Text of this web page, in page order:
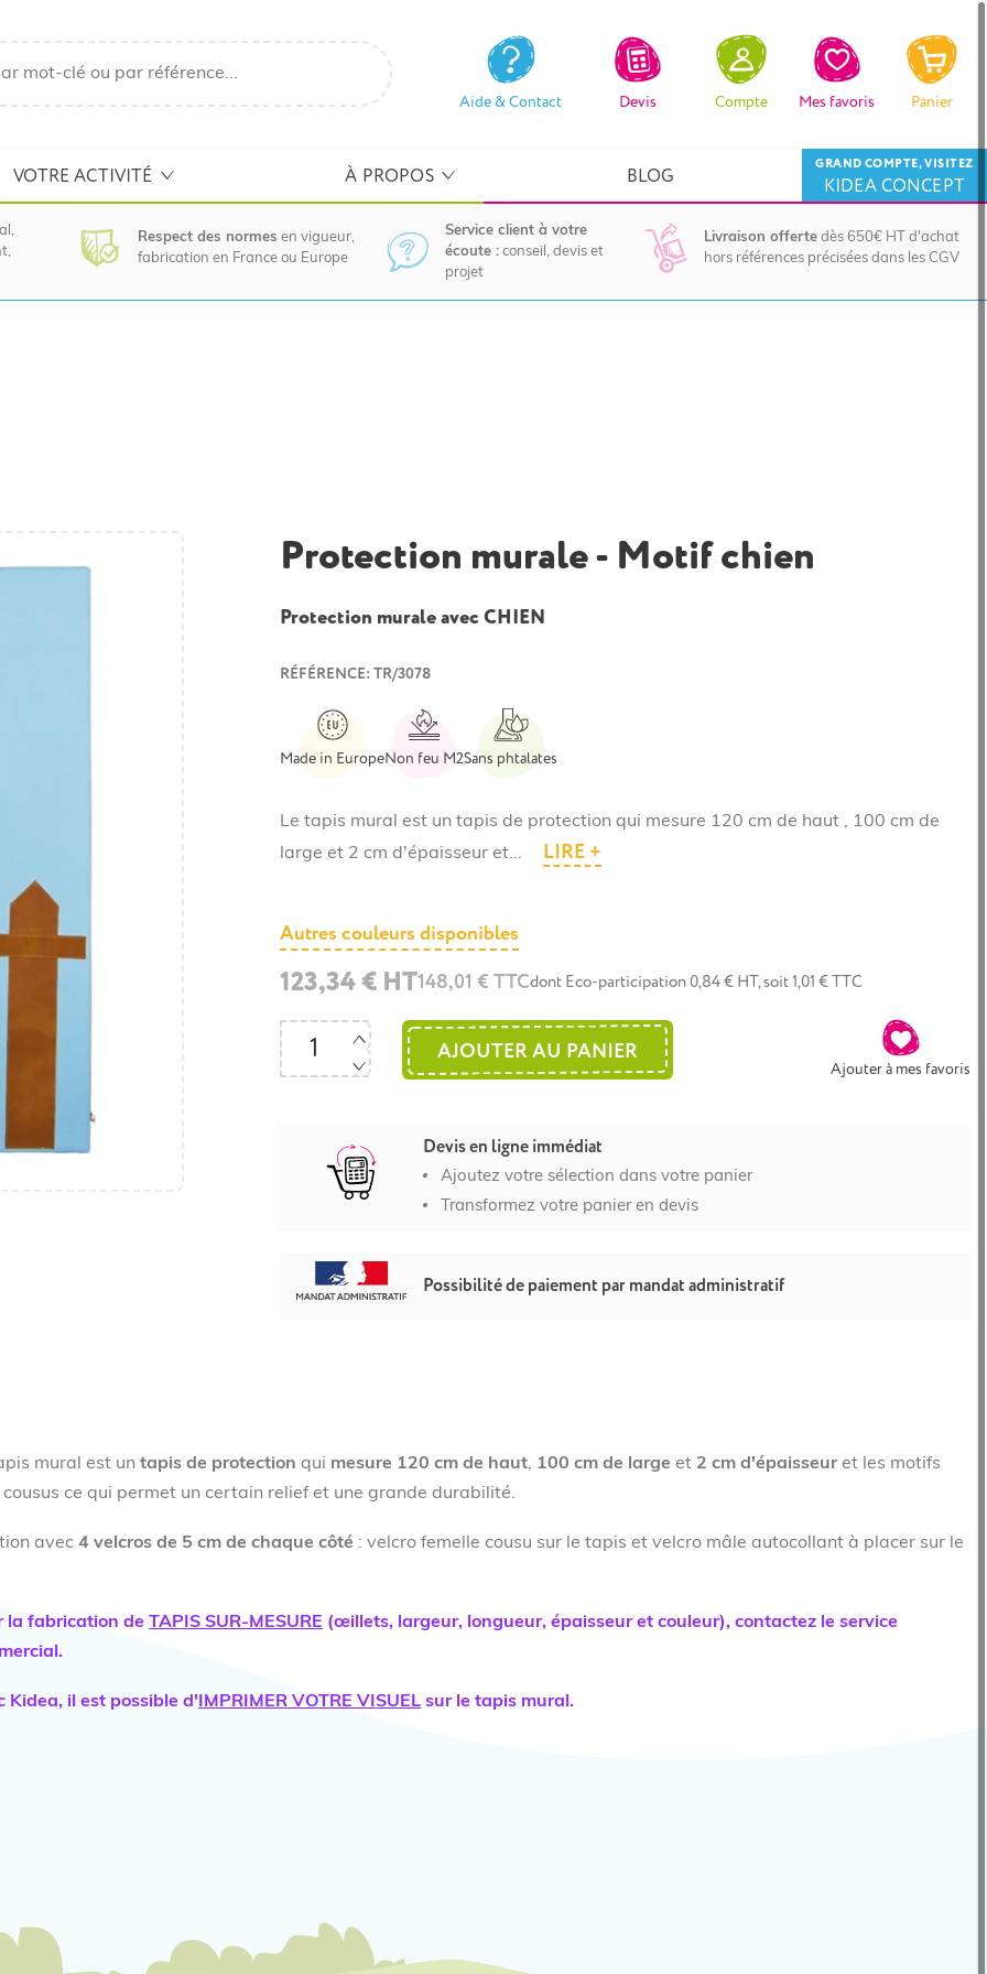
Aide & Contact Devis Compte Mes favoris Panier
VOTRE ACTIVITÉ À PROPOS BLOG KIDEA CONCEPT
GRAND COMPTE, VISITEZ
Respect des normes en vigueur,
fabrication en France ou Europe
Service client à votre
écoute : conseil, devis et
projet
Livraison offerte dès 650€ HT d'achat
hors références précisées dans les CGV
Protection murale - Motif chien
Protection murale avec CHIEN
RÉFÉRENCE: TR/3078
Made in EuropeNon feu M2Sans phtalates
Le tapis mural est un tapis de protection qui mesure 120 cm de haut , 100 cm de
large et 2 cm d'épaisseur et...
LIRE +
Autres couleurs disponibles
123,34 € HT148,01 € TTCdont Eco-participation 0,84 € HT, soit 1,01 € TTC
AJOUTER AU PANIER
Ajouter à mes favoris
Devis en ligne immédiat
Ajoutez votre sélection dans votre panier
Transformez votre panier en devis
Possibilité de paiement par mandat administratif
mural est un tapis de protection qui mesure 120 cm de haut, 100 cm de large et 2 cm d'épaisseuret les motifs
cousus ce qui permet un certain relief et une grande durabilité.
avec 4 velcros de 5 cm de chaque côté : velcro femelle cousu sur le tapis et velcro mâle autocollant à placer sur le
la fabrication de TAPIS SUR-MESURE (œillets, largeur, longueur, épaisseur et couleur), contactez le service
Kidea, il est possible d' IMPRIMER VOTRE VISUEL sur le tapis mural.